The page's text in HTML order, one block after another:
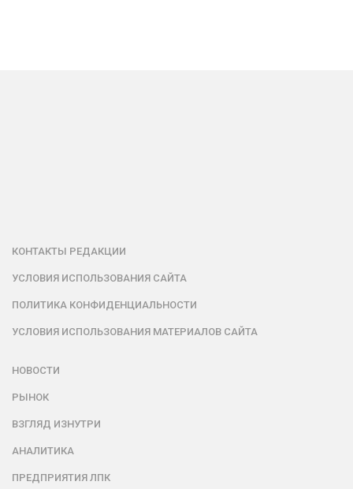
КОНТАКТЫ РЕДАКЦИИ
УСЛОВИЯ ИСПОЛЬЗОВАНИЯ САЙТА
ПОЛИТИКА КОНФИДЕНЦИАЛЬНОСТИ
УСЛОВИЯ ИСПОЛЬЗОВАНИЯ МАТЕРИАЛОВ САЙТА
НОВОСТИ
РЫНОК
ВЗГЛЯД ИЗНУТРИ
АНАЛИТИКА
ПРЕДПРИЯТИЯ ЛПК